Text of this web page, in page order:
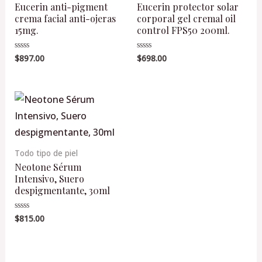
Eucerin anti-pigment
crema facial anti-ojeras
15mg.
Valorado
en
$897.00
Eucerin protector solar
corporal gel cremal oil
control FPS50 200ml.
Valorado
en
$698.00
Todo tipo de piel
Neotone Sérum
Intensivo, Suero
despigmentante, 30ml
Valorado
en
$815.00